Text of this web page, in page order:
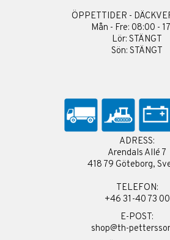
ÖPPETTIDER -
Mån - Fre: 08:00 -
Lör: STÄNGT
Sön: STÄNGT
ADRESS:
Arendals Allé 7
418 79 Göteborg,
TELEFON:
+46 31-40 73 00
E-POST:
shop@th-